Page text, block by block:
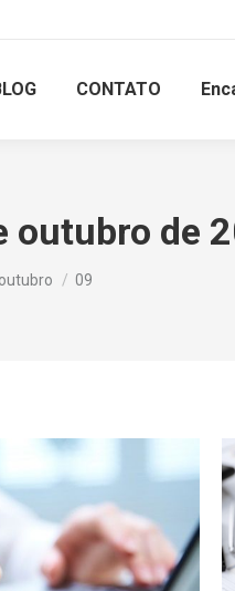
CONTATO
outubro de
outubro 09